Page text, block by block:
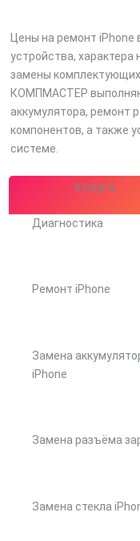
Цены на ремонт
устройства,
замены
КОМПМАСТЕР
аккумулятора, ремонт
компонентов, а также
системе.
Услуга
Диагностика
Ремонт iPhone
Замена
iPhone
Замена разъёма
Замена стекла